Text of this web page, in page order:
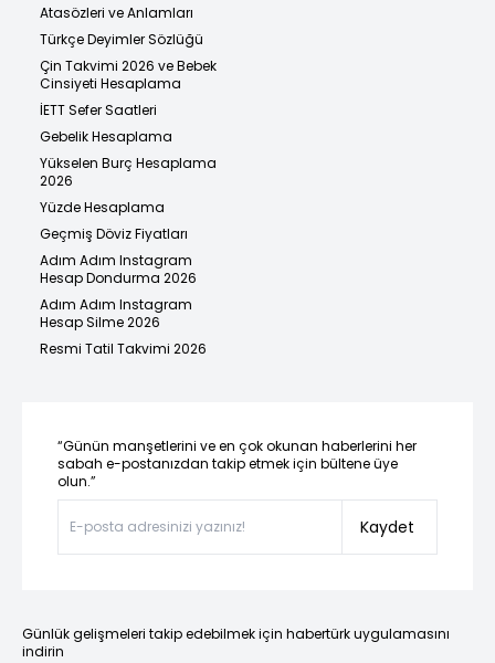
Atasözleri ve Anlamları
Türkçe Deyimler Sözlüğü
Çin Takvimi 2026 ve Bebek
Cinsiyeti Hesaplama
İETT Sefer Saatleri
Gebelik Hesaplama
Yükselen Burç Hesaplama
2026
Yüzde Hesaplama
Geçmiş Döviz Fiyatları
Adım Adım Instagram
Hesap Dondurma 2026
Adım Adım Instagram
Hesap Silme 2026
Resmi Tatil Takvimi 2026
“Günün manşetlerini ve en çok okunan haberlerini her
sabah e-postanızdan takip etmek için bültene üye
olun.”
Kaydet
Günlük gelişmeleri takip edebilmek için habertürk uygulamasını
indirin